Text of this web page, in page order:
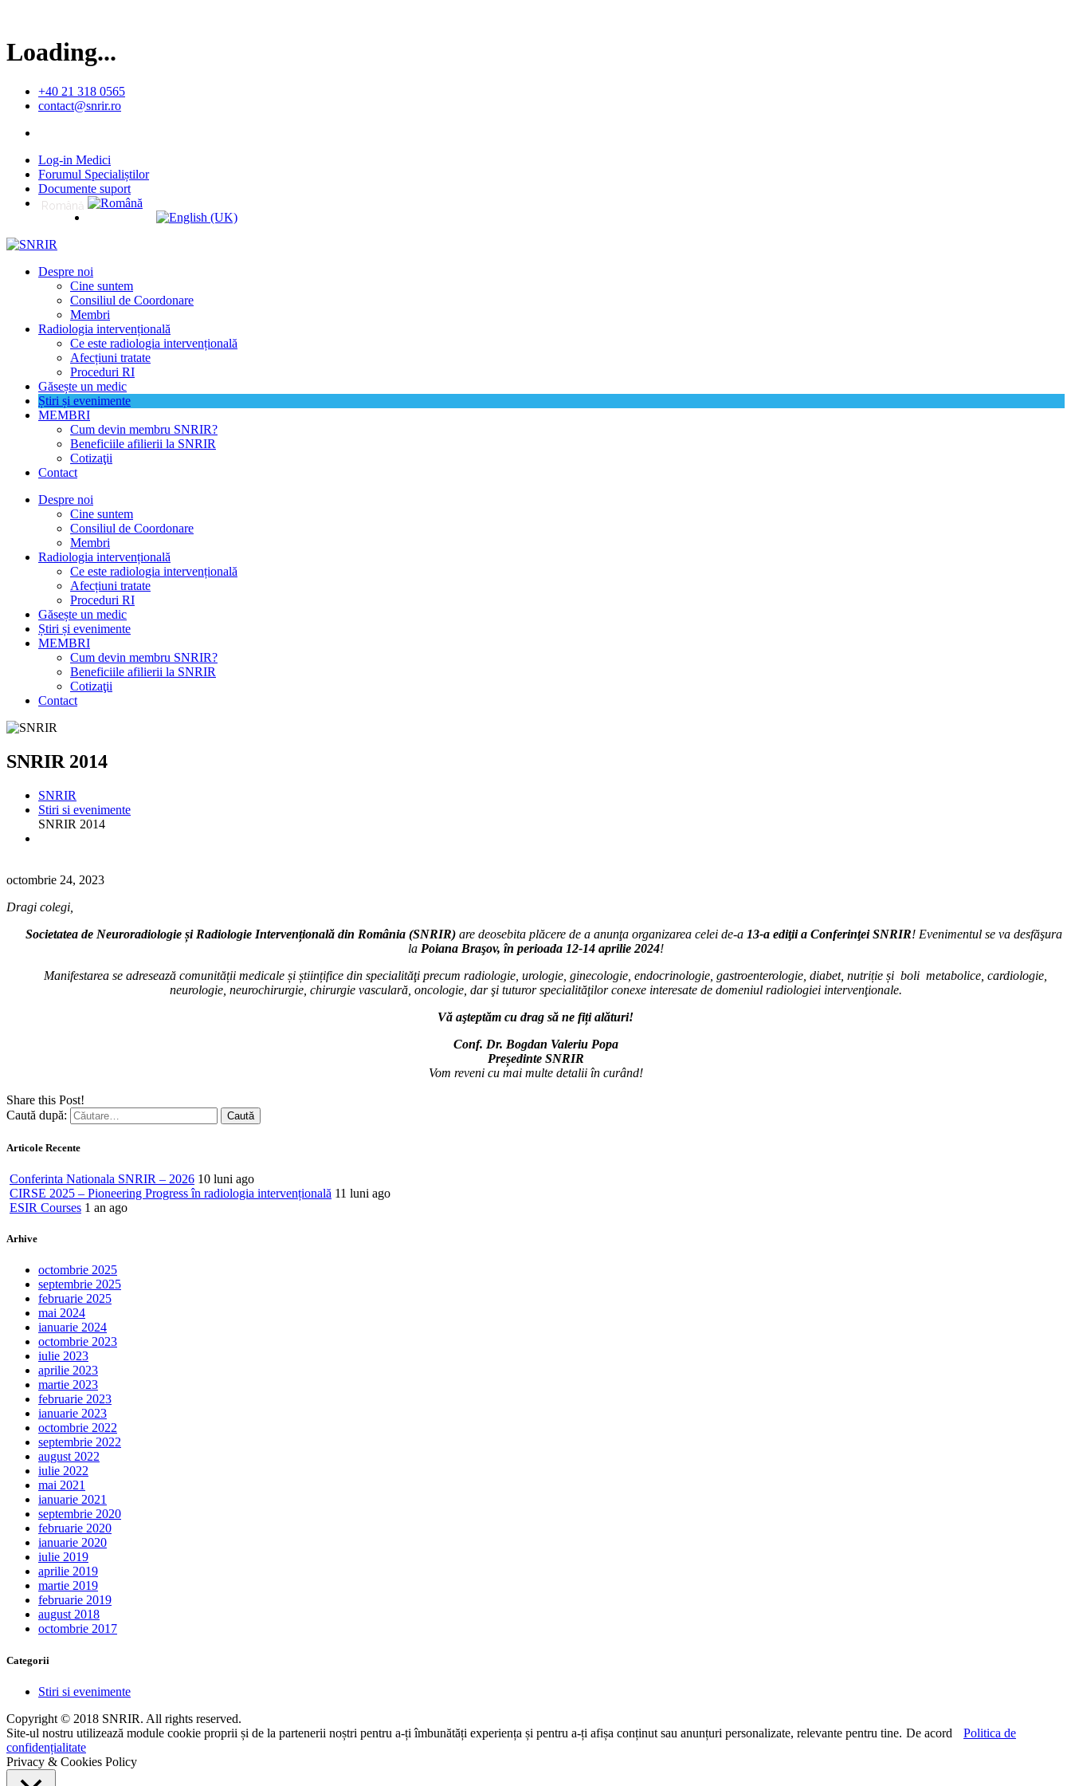
Loading...
+40 21 318 0565
contact@snrir.ro
Log-in Medici
Forumul Specialiștilor
Documente suport
Română
Despre noi
Cine suntem
Consiliul de Coordonare
Membri
Radiologia intervențională
Ce este radiologia intervențională
Afecțiuni tratate
Proceduri RI
Găsește un medic
Știri și evenimente
MEMBRI
Cum devin membru SNRIR?
Beneficiile afilierii la SNRIR
Cotizaţii
Contact
Despre noi
Cine suntem
Consiliul de Coordonare
Membri
Radiologia intervențională
Ce este radiologia intervențională
Afecțiuni tratate
Proceduri RI
Găsește un medic
Știri și evenimente
MEMBRI
Cum devin membru SNRIR?
Beneficiile afilierii la SNRIR
Cotizaţii
Contact
SNRIR 2014
SNRIR
Stiri si evenimente
SNRIR 2014
octombrie 24, 2023
Dragi colegi,
Societatea de Neuroradiologie și Radiologie Intervențională din România (SNRIR)are deosebita plăcere de a anunţa organizarea celei de-a 13-a ediţii a Conferinţei SNRIR! Evenimentul se va desfăşura
la Poiana Braşov, în perioada 12-14 aprilie 2024!
Manifestarea se adresează comunității medicale și științifice din specialităţi precum radiologie, urologie, ginecologie, endocrinologie, gastroenterologie, diabet, nutriție și boli metabolice, cardiologie,
neurologie, neurochirurgie, chirurgie vasculară, oncologie, dar şi tuturor specialităţilor conexe interesate de domeniul radiologiei intervenţionale.
Vă aşteptăm cu drag să ne fiți alături!
Conf. Dr. Bogdan Valeriu Popa
Președinte SNRIR
Vom reveni cu mai multe detalii în curând!
Share this Post!
Caută după:
Articole Recente
Conferinta Nationala SNRIR – 2026 10 luni ago
CIRSE 2025 – Pioneering Progress în radiologia intervențională 11 luni ago
ESIR Courses 1 an ago
Arhive
octombrie 2025
septembrie 2025
februarie 2025
mai 2024
ianuarie 2024
octombrie 2023
iulie 2023
aprilie 2023
martie 2023
februarie 2023
ianuarie 2023
octombrie 2022
septembrie 2022
august 2022
iulie 2022
mai 2021
ianuarie 2021
septembrie 2020
februarie 2020
ianuarie 2020
iulie 2019
aprilie 2019
martie 2019
februarie 2019
august 2018
octombrie 2017
Categorii
Stiri si evenimente
Copyright © 2018 SNRIR. All rights reserved.
Site-ul nostru utilizează module cookie proprii și de la partenerii noștri pentru a-ți îmbunătăți experiența și pentru a-ți afișa conținut sau anunțuri personalizate, relevante pentru tine. De acord
Politica de
confidențialitate
Privacy & Cookies Policy